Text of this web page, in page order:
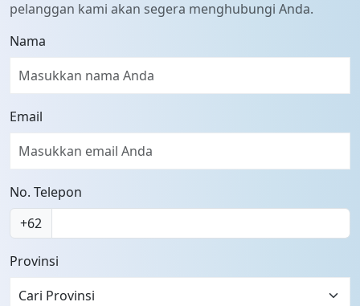
pelanggan kami akan segera menghubungi Anda.
Nama
Email
No. Telepon
+62
Provinsi
Cari Provinsi